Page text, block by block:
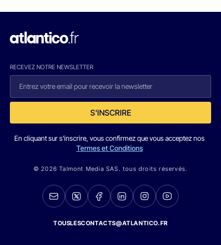
RECEVEZ NOTRE NEWSLETTER
S'INSCRIRE
En cliquant sur s'inscrire, vous confirmez que vous acceptez nos
Termes et Conditions
© 2026 Talmont Media SAS. tous droits réservés.
TOUSLESCONTACTS@ATLANTICO.FR